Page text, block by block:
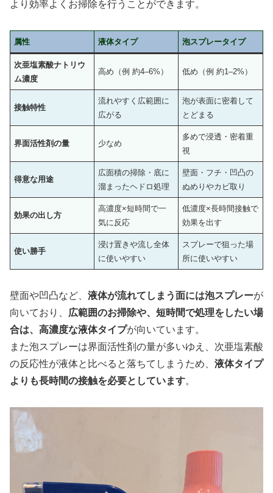
より効率よくお掃除を行うことができます。
属性 液体タイプ 泡スプレータイプ
次亜塩素酸ナトリウ
ム濃度
高め（例 約4–6%） 低め（例 約1–2%）
接触特性
流れやすく広範囲に
広がる
泡が表面に密着して
とどまる
界面活性剤の量 少なめ
多めで浸透・密着重
視
得意な用途
広面積の掃除・底に
溜まったヘドロ処理
壁面・フチ・凹凸の
ぬめりやカビ取り
効果の出し方
高濃度×短時間で一
気に反応
低濃度×長時間接触で
効果を出す
使い勝手
浸け置きや流し全体
に使いやすい
スプレーで狙った場
所に使いやすい
壁面や凹凸など、 液体が流れてしまう面には泡スプレーが
向いており、 広範囲のお掃除や、短時間で処理をしたい場
合は、高濃度な液体タイプが向いています。
また泡スプレーは界面活性剤の量が多いゆえ、次亜塩素酸
の反応性が液体と比べると落ちてしまうため、 液体タイプ
よりも長時間の接触を必要としています。